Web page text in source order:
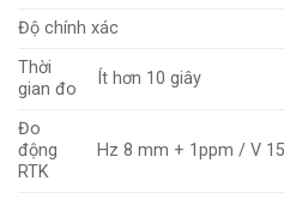
Độ chính xác
Thời
gian đo
Ít hơn 10 giây
Đo
động
RTK
Hz 8 mm + 1ppm / V